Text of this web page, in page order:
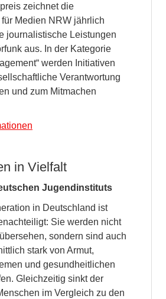
zeichnet die
Medien NRW jährlich
journalistische Leistungen
aus. In der Kategorie
werden Initiativen
Verantwortung
und zum Mitmachen
in Vielfalt
Jugendinstituts
in Deutschland ist
Sie werden nicht
sondern sind auch
stark von Armut,
und gesundheitlichen
Gleichzeitig sinkt der
im Vergleich zu den